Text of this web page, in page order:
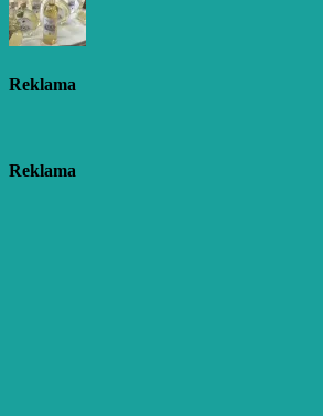
Reklama
Reklama